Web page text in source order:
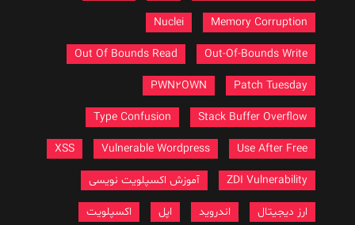
Memory Corruption
Nuclei
Out-Of-Bounds Write
Out Of Bounds Read
Patch Tuesday
PWN2OWN
Stack Buffer Overflow
Type Confusion
Use After Free
Vulnerable Wordpress
ZDI Vulnerability آموزش اکسپلویت نویسی
ارز دیجیتال اندروید اکسپلویت